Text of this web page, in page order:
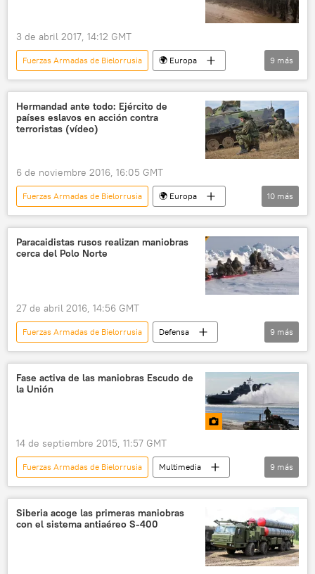
3 de abril 2017, 14:12 GMT
Fuerzas Armadas de Bielorrusia
🌍 Europa
Defensa
Internacional
Rusia
Bielorrusia
Fuerzas Armadas de Rusia
Fuerzas Aerotransportadas de Rusia
IL-76MD
9 más
Hermandad ante todo: Ejército de
países eslavos en acción contra
terroristas (vídeo)
6 de noviembre 2016, 16:05 GMT
Fuerzas Armadas de Bielorrusia
🌍 Europa
Defensa
Internacional
Rusia
Serbia
Bielorrusia
Fuerzas Armadas de Serbia
noticias
10 más
Paracaidistas rusos realizan maniobras
cerca del Polo Norte
27 de abril 2016, 14:56 GMT
Fuerzas Armadas de Bielorrusia
Defensa
Internacional
Rusia
📹 Videoclub
Polo Norte
Bielorrusia
Fuerzas Armadas de Rusia
9 más
Fase activa de las maniobras Escudo de
la Unión
14 de septiembre 2015, 11:57 GMT
Fuerzas Armadas de Bielorrusia
Multimedia
📷 Fotos
Bielorrusia
Distrito Militar Oeste de Rusia
Flota del Báltico de Rusia
9 más
Siberia acoge las primeras maniobras
con el sistema antiaéreo S-400